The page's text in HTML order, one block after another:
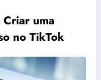
Criar uma
no TikTok